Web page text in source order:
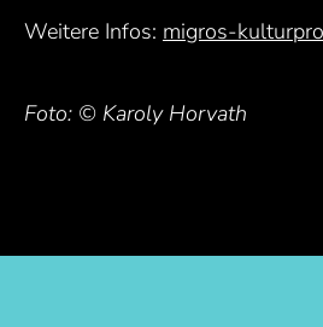
Weitere Infos: migros-
Foto: © Karoly Horvath